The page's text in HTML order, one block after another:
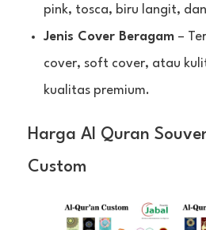
pink, tosca, biru langit,
Jenis Cover Beragam–
cover, soft cover, atau
kualitas premium.
Harga Al Quran
Custom